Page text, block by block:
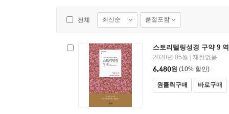
전체 최신순 품절포함
스토리텔링성경 구약 9
2020년 05월 | 제한없음
6,480원 (10% 할인)
원클릭구매 바로구매